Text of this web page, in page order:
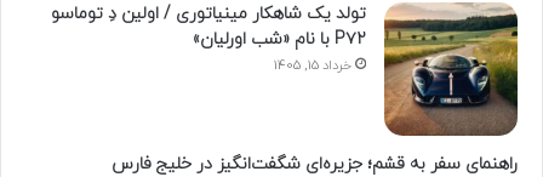
تولد یک شاهکار مینیاتوری / اولین دِ توماسو
P۷۲ با نام «شب اورلیان»
خرداد 15, 1405
راهنمای سفر به قشم؛ جزیره‌ای شگفت‌انگیز در خلیج فارس